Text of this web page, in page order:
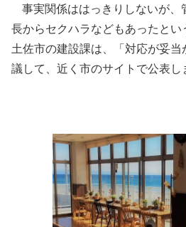
事実関係ははっきりしないが、
長からセクハラなどもあったと
土佐市の建設課は、「対応が妥
議して、近く市のサイトで公表し